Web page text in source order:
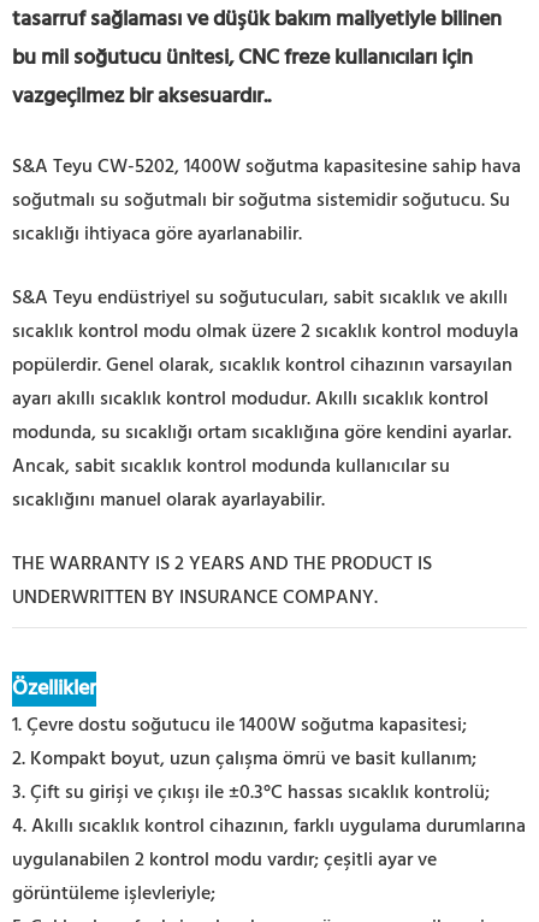
tasarruf sağlaması ve düşük bakım maliyetiyle bilinen
bu mil soğutucu ünitesi, CNC freze kullanıcıları için
vazgeçilmez bir aksesuardır..
S&A Teyu CW-5202, 1400W soğutma kapasitesine sahip hava
soğutmalı su soğutmalı bir soğutma sistemidir soğutucu. Su
sıcaklığı ihtiyaca göre ayarlanabilir.
S&A Teyu endüstriyel su soğutucuları, sabit sıcaklık ve akıllı
sıcaklık kontrol modu olmak üzere 2 sıcaklık kontrol moduyla
popülerdir. Genel olarak, sıcaklık kontrol cihazının varsayılan
ayarı akıllı sıcaklık kontrol modudur. Akıllı sıcaklık kontrol
modunda, su sıcaklığı ortam sıcaklığına göre kendini ayarlar.
Ancak, sabit sıcaklık kontrol modunda kullanıcılar su
sıcaklığını manuel olarak ayarlayabilir.
THE WARRANTY IS 2 YEARS AND THE PRODUCT IS
UNDERWRITTEN BY INSURANCE COMPANY.
Özellikler
1. Çevre dostu soğutucu ile 1400W soğutma kapasitesi;
2. Kompakt boyut, uzun çalışma ömrü ve basit kullanım;
3. Çift su girişi ve çıkışı ile ±0.3°C hassas sıcaklık kontrolü;
4. Akıllı sıcaklık kontrol cihazının, farklı uygulama durumlarına
uygulanabilen 2 kontrol modu vardır; çeşitli ayar ve
görüntüleme işlevleriyle;